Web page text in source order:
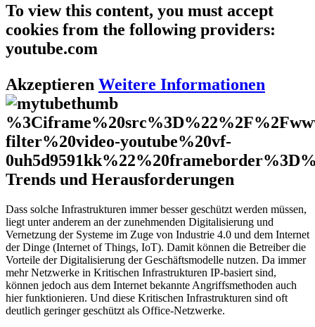
To view this content, you must accept
cookies from the following providers:
youtube.com
Akzeptieren Weitere Informationen
filter%20video-youtube%20vf-
Trends und Herausforderungen
Dass solche Infrastrukturen immer besser geschützt werden müssen,
liegt unter anderem an der zunehmenden Digitalisierung und
Vernetzung der Systeme im Zuge von Industrie 4.0 und dem Internet
der Dinge (Internet of Things, IoT). Damit können die Betreiber die
Vorteile der Digitalisierung der Geschäftsmodelle nutzen. Da immer
mehr Netzwerke in Kritischen Infrastrukturen IP-basiert sind,
können jedoch aus dem Internet bekannte Angriffsmethoden auch
hier funktionieren. Und diese Kritischen Infrastrukturen sind oft
deutlich geringer geschützt als Office-Netzwerke.